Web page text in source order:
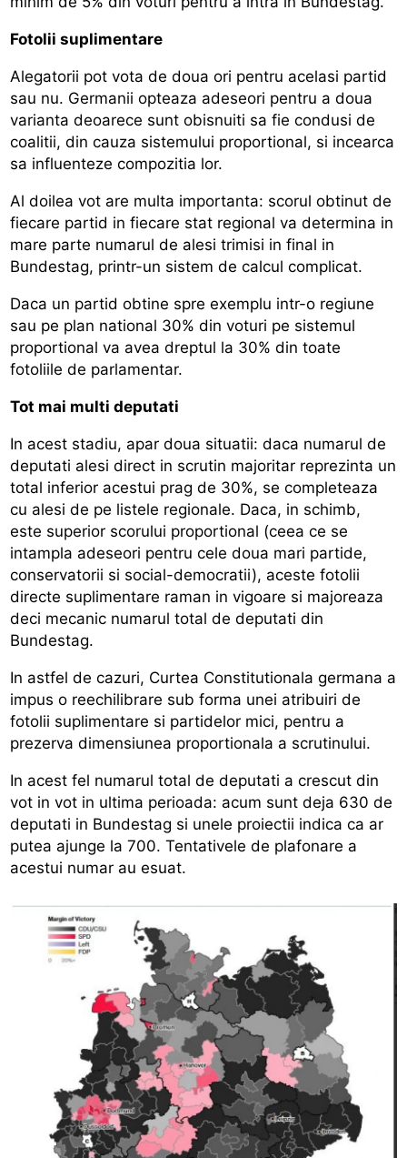
Fotolii suplimentare
Alegatorii pot vota de doua ori pentru acelasi partid
sau nu. Germanii opteaza adeseori pentru a doua
varianta deoarece sunt obisnuiti sa fie condusi de
coalitii, din cauza sistemului proportional, si incearca
sa influenteze compozitia lor.
Al doilea vot are multa importanta: scorul obtinut de
fiecare partid in fiecare stat regional va determina in
mare parte numarul de alesi trimisi in final in
Bundestag, printr-un sistem de calcul complicat.
Daca un partid obtine spre exemplu intr-o regiune
sau pe plan national 30% din voturi pe sistemul
proportional va avea dreptul la 30% din toate
fotoliile de parlamentar.
Tot mai multi deputati
In acest stadiu, apar doua situatii: daca numarul de
deputati alesi direct in scrutin majoritar reprezinta un
total inferior acestui prag de 30%, se completeaza
cu alesi de pe listele regionale. Daca, in schimb,
este superior scorului proportional (ceea ce se
intampla adeseori pentru cele doua mari partide,
conservatorii si social-democratii), aceste fotolii
directe suplimentare raman in vigoare si majoreaza
deci mecanic numarul total de deputati din
Bundestag.
In astfel de cazuri, Curtea Constitutionala germana a
impus o reechilibrare sub forma unei atribuiri de
fotolii suplimentare si partidelor mici, pentru a
prezerva dimensiunea proportionala a scrutinului.
In acest fel numarul total de deputati a crescut din
vot in vot in ultima perioada: acum sunt deja 630 de
deputati in Bundestag si unele proiectii indica ca ar
putea ajunge la 700. Tentativele de plafonare a
acestui numar au esuat.